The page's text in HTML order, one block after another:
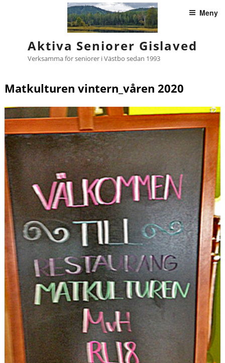
Aktiva Seniorer Gislaved
Verksamma för seniorer i Västbo sedan 1993
Meny
Matkulturen vintern_våren 2020